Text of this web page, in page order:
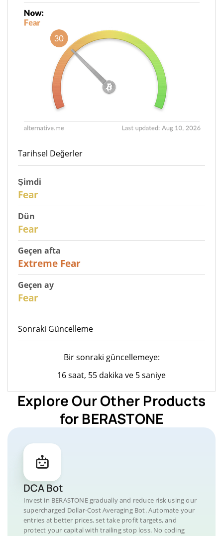
Tarihsel Değerler
Şimdi
Fear
Dün
Fear
Geçen afta
Extreme Fear
Geçen ay
Fear
Sonraki Güncelleme
Bir sonraki güncellemeye:
16 saat, 55 dakika ve 5 saniye
Explore Our Other Products
for BERASTONE
DCA Bot
Invest in BERASTONE gradually and reduce risk using our
supercharged Dollar-Cost Averaging Bot. Automate your
entries at better prices, set take profit targets, and
protect your capital with trailing stop loss. No coding